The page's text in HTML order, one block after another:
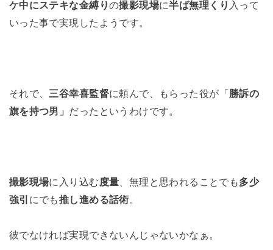
ケ中にステキな金縛りの撮影現場に半ば無理くり 入って
いった事で実現したようです。
それで、 三谷幸喜監督に頼んで、もらった役が「勝訴の
旗を持つ男」 だったというわけです。
撮影現場に入り込む 度量 、無理と思われることでも多少
強引 にでも推し進める話術。
彼でなければ実現できないんじゃないかなぁ。